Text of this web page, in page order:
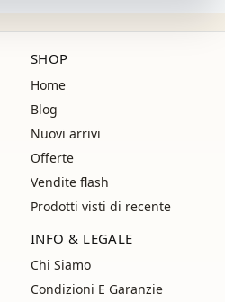
SHOP
Home
Blog
Nuovi arrivi
Offerte
Vendite flash
Prodotti visti di recente
INFO & LEGALE
Chi Siamo
Condizioni E Garanzie